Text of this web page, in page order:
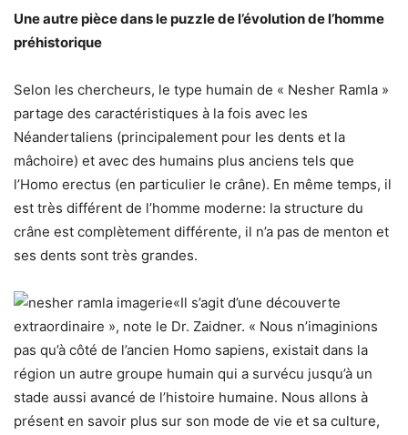
Une autre pièce dans le puzzle de l’évolution de l’homme
préhistorique
Selon les chercheurs, le type humain de « Nesher Ramla »
partage des caractéristiques à la fois avec les
Néandertaliens (principalement pour les dents et la
mâchoire) et avec des humains plus anciens tels que
l’Homo erectus (en particulier le crâne). En même temps, il
est très différent de l’homme moderne: la structure du
crâne est complètement différente, il n’a pas de menton et
ses dents sont très grandes.
«Il s’agit d’une découverte
extraordinaire », note le Dr. Zaidner. « Nous n’imaginions
pas qu’à côté de l’ancien Homo sapiens, existait dans la
région un autre groupe humain qui a survécu jusqu’à un
stade aussi avancé de l’histoire humaine. Nous allons à
présent en savoir plus sur son mode de vie et sa culture,